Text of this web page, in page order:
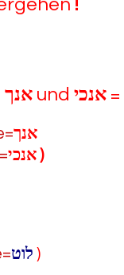
!
אנך und אנכי =
אנך
אנכי )
לוט )